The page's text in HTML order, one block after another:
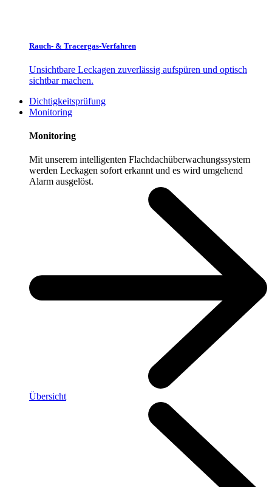
Rauch- & Tracergas-Verfahren
Unsichtbare Leckagen zuverlässig aufspüren und optisch
sichtbar machen.
Dichtigkeitsprüfung
Monitoring
Monitoring
Mit unserem intelligenten Flachdachüberwachungssystem
werden Leckagen sofort erkannt und es wird umgehend
Alarm ausgelöst.
Übersicht